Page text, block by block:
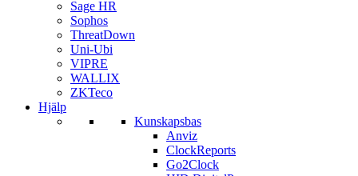
Sage HR
Sophos
ThreatDown
Uni-Ubi
VIPRE
WALLIX
ZKTeco
Hjälp
Kunskapsbas
Anviz
ClockReports
Go2Clock